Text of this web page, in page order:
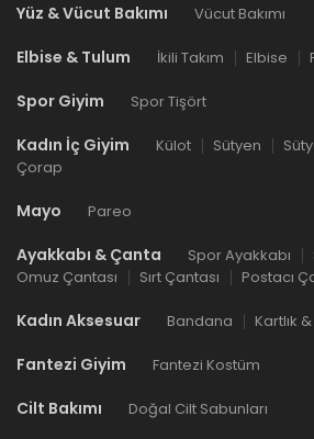
Yüz & Vücut Bakımı Vücut Bakımı
Elbise & Tulum İkili Takım Elbise
Spor Giyim Spor Tişört
Kadın İç Giyim Külot Sütyen
Çorap
Mayo Pareo
Ayakkabı & Çanta Spor Ayakkabı
Omuz Çantası
Sırt Çantası Postacı
Kadın Aksesuar Bandana Kartlık
Fantezi Giyim Fantezi Kostüm
Cilt Bakımı Doğal Cilt Sabunları